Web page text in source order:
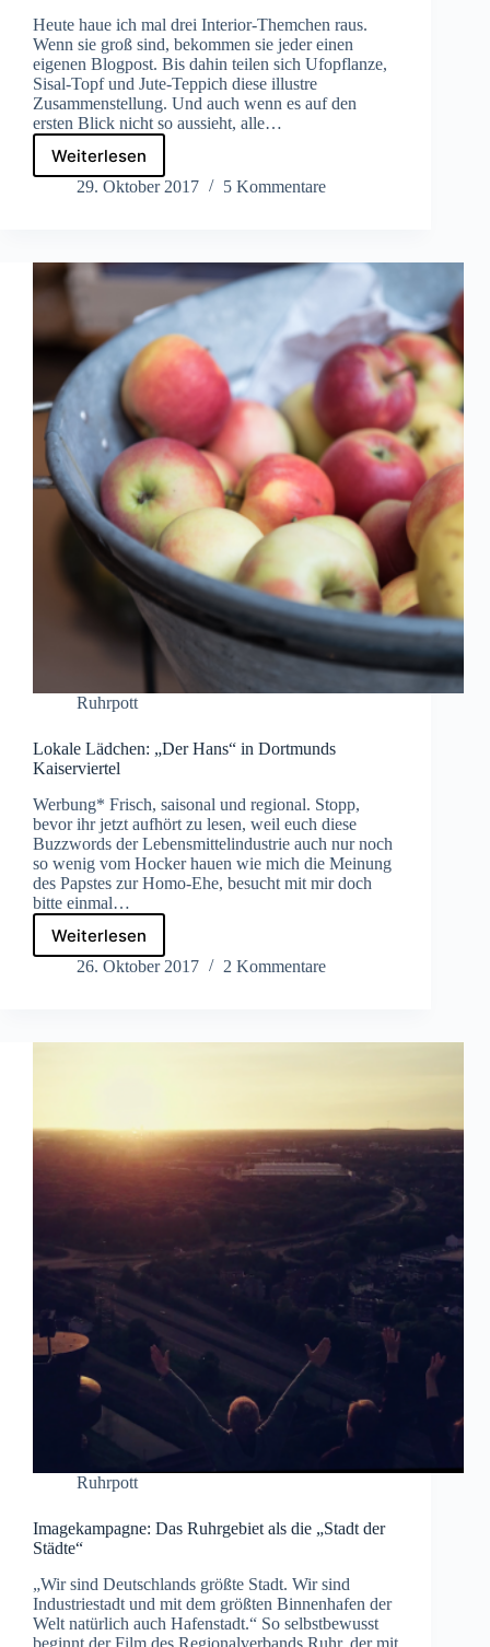
Heute haue ich mal drei Interior-Themchen raus.
Wenn sie groß sind, bekommen sie jeder einen
eigenen Blogpost. Bis dahin teilen sich Ufopflanze,
Sisal-Topf und Jute-Teppich diese illustre
Zusammenstellung. Und auch wenn es auf den
ersten Blick nicht so aussieht, alle…
Weiterlesen
Greenery-
Update
(inkl.
Tipps)
29. Oktober 2017 5 Kommentare
Ruhrpott
Lokale Lädchen: „Der Hans“ in Dortmunds
Kaiserviertel
Werbung* Frisch, saisonal und regional. Stopp,
bevor ihr jetzt aufhört zu lesen, weil euch diese
Buzzwords der Lebensmittelindustrie auch nur noch
so wenig vom Hocker hauen wie mich die Meinung
des Papstes zur Homo-Ehe, besucht mit mir doch
bitte einmal…
Weiterlesen
Lokale
Lädchen:
Dortmunds
26. Oktober 2017 2 Kommentare
Ruhrpott
Imagekampagne: Das Ruhrgebiet als die „Stadt der
Städte“
„Wir sind Deutschlands größte Stadt. Wir sind
Industriestadt und mit dem größten Binnenhafen der
Welt natürlich auch Hafenstadt.“ So selbstbewusst